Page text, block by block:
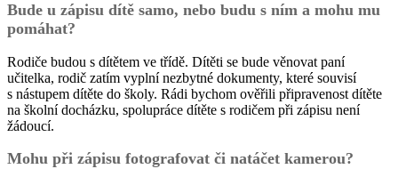
Bude u zápisu dítě samo, nebo budu s ním a mohu mu
pomáhat?
Rodiče budou s dítětem ve třídě. Dítěti se bude věnovat paní
učitelka, rodič zatím vyplní nezbytné dokumenty, které souvisí
s nástupem dítěte do školy. Rádi bychom ověřili připravenost dítěte
na školní docházku, spolupráce dítěte s rodičem při zápisu není
žádoucí.
Mohu při zápisu fotografovat či natáčet kamerou?